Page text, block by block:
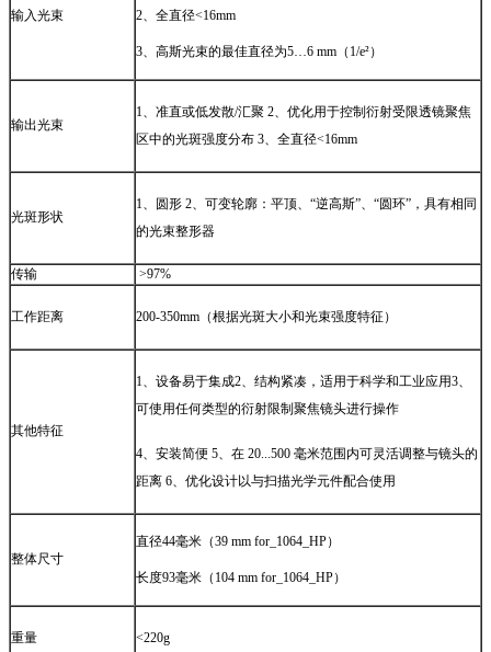
输入光束 2、全直径<16mm
3、高斯光束的最佳直径为5…6 mm（1/e²）
输出光束
1、准直或低发散/汇聚 2、优化用于控制衍射受限透镜聚焦
区中的光斑强度分布 3、全直径<16mm
光斑形状
1、圆形 2、可变轮廓：平顶、“逆高斯”、“圆环”，具有相同
的光束整形器
传输 >97%
工作距离 200-350mm（根据光斑大小和光束强度特征）
其他特征
1、设备易于集成2、结构紧凑，适用于科学和工业应用3、
可使用任何类型的衍射限制聚焦镜头进行操作
4、安装简便 5、在 20...500 毫米范围内可灵活调整与镜头的
距离 6、优化设计以与扫描光学元件配合使用
整体尺寸
直径44毫米（39 mm for_1064_HP）
长度93毫米（104 mm for_1064_HP）
重量 <220g